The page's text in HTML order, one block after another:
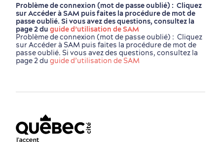
Problème de connexion (mot de passe oublié) : Cliquez
sur Accéder à SAM puis faites la procédure de mot de
passe oublié. Si vous avez des questions, consultez la
page 2 du guide d’utilisation de SAM
Problème de connexion (mot de passe oublié) : Cliquez
sur Accéder à SAM puis faites la procédure de mot de
passe oublié. Si vous avez des questions, consultez la
page 2 du guide d’utilisation de SAM